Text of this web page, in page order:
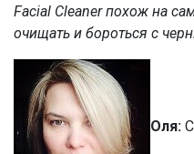
Facial Cleaner похож на
очищать и бороться с
Оля: